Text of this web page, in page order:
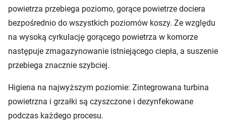
powietrza przebiega poziomo, gorące powietrze dociera
bezpośrednio do wszystkich poziomów koszy. Ze względu
na wysoką cyrkulację gorącego powietrza w komorze
następuje zmagazynowanie istniejącego ciepła, a suszenie
przebiega znacznie szybciej.
Higiena na najwyższym poziomie: Zintegrowana turbina
powietrzna i grzałki są czyszczone i dezynfekowane
podczas każdego procesu.